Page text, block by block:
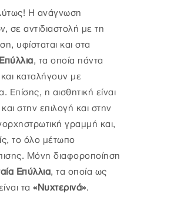
Η ανάγνωση
σε αντιδιαστολή με τη
υφίσταται και στα
, τα οποία πάντα
καταλήγουν με
Επίσης, η αισθητική είναι
στην επιλογή και στην
γραμμή και,
το όλο μέτωπο
Μόνη διαφοροποίηση
Επύλλια, τα οποία ως
τα «Νυχτερινά».